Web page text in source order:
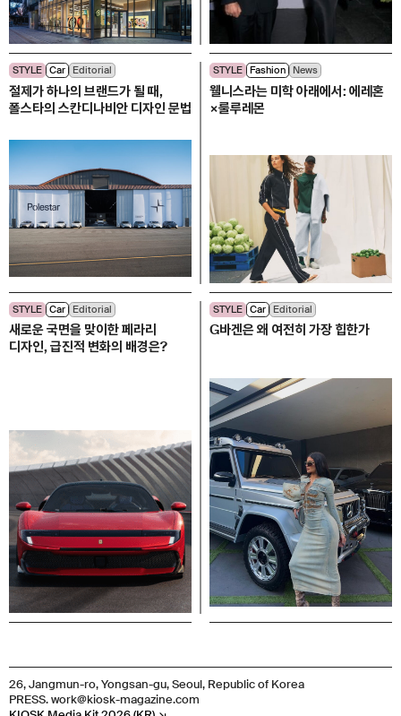
STYLE Car Editorial
절제가 하나의 브랜드가 될 때,
폴스타의 스칸디나비안 디자인 문법
STYLE Fashion News
웰니스라는 미학 아래에서: 에레혼
×룰루레몬
STYLE Car Editorial
새로운 국면을 맞이한 페라리
디자인, 급진적 변화의 배경은?
STYLE Car Editorial
G바겐은 왜 여전히 가장 힙한가
26, Jangmun-ro, Yongsan-gu, Seoul, Republic of Korea
PRESS. work@kiosk-magazine.com